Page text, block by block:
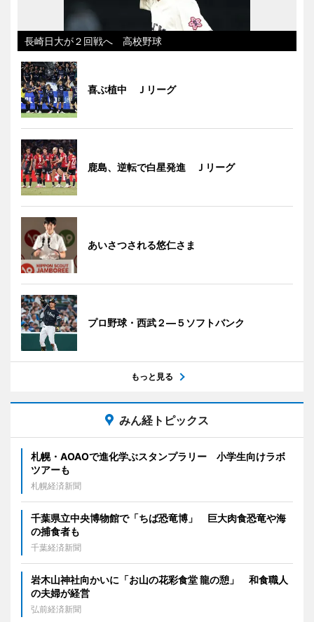
長崎日大が２回戦へ 高校野球
喜ぶ植中 Ｊリーグ
鹿島、逆転で白星発進 Ｊリーグ
あいさつされる悠仁さま
プロ野球・西武２―５ソフトバンク
もっと見る
みん経トピックス
札幌・AOAOで進化学ぶスタンプラリー 小学生向けラボ
ツアーも
札幌経済新聞
千葉県立中央博物館で「ちば恐竜博」 巨大肉食恐竜や海
の捕食者も
千葉経済新聞
岩木山神社向かいに「お山の花彩食堂 龍の憩」 和食職人
の夫婦が経営
弘前経済新聞